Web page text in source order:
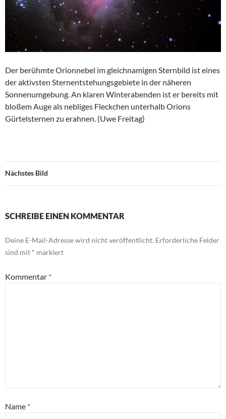
Der berühmte Orionnebel im gleichnamigen Sternbild ist eines
der aktivsten Sternentstehungsgebiete in der näheren
Sonnenumgebung. An klaren Winterabenden ist er bereits mit
bloßem Auge als nebliges Fleckchen unterhalb Orions
Gürtelsternen zu erahnen. (Uwe Freitag)
Nächstes Bild
SCHREIBE EINEN KOMMENTAR
Deine E-Mail-Adresse wird nicht veröffentlicht. Erforderliche Felder
sind mit * markiert
Kommentar *
Name *